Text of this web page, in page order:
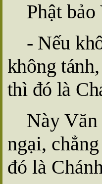
Phật
- Nếu
không
thì đó là
Này
ngại,
đó là